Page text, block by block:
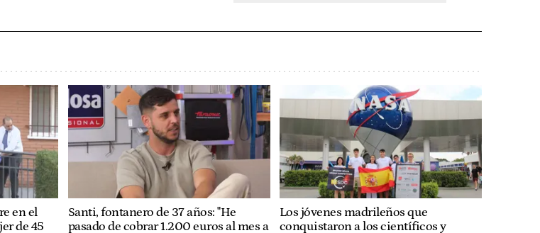
en el
de 45
Santi, fontanero de 37 años: "He
pasado de cobrar 1.200 euros al mes a
Los jóvenes madrileños que
conquistaron a los científicos y